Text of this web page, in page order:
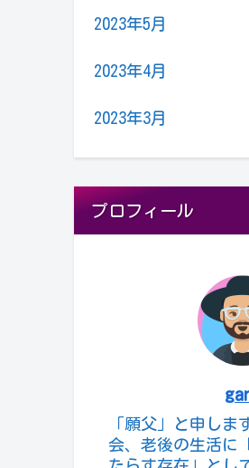
2023年5月
2023年4月
2023年3月
プロフィール
「願父」と申しま
会、老後の生活に